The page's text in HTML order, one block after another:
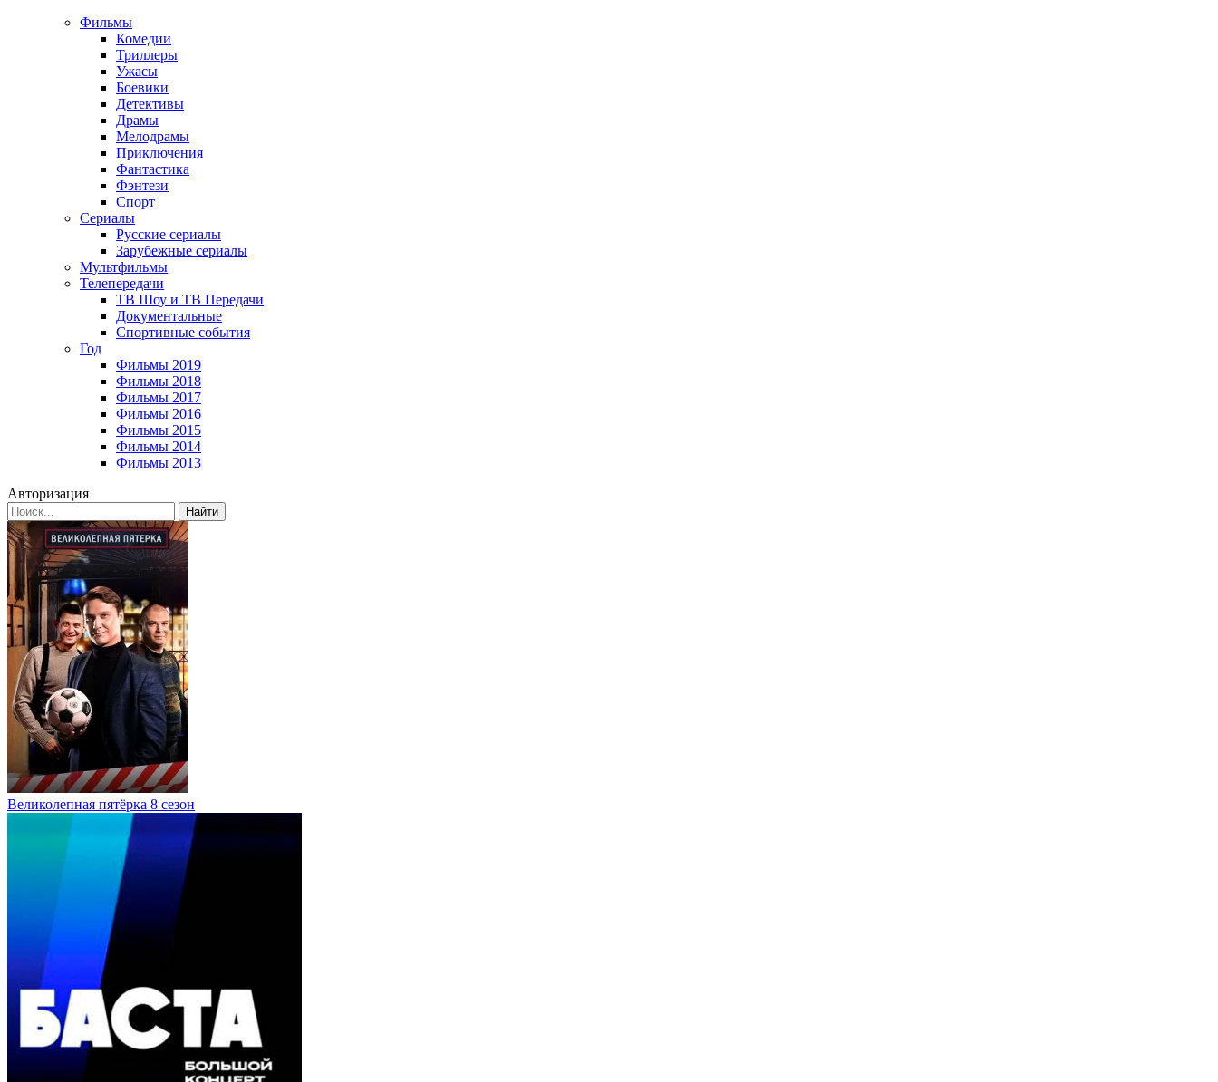
Фильмы
Комедии
Триллеры
Ужасы
Боевики
Детективы
Драмы
Мелодрамы
Приключения
Фантастика
Фэнтези
Спорт
Сериалы
Русские сериалы
Зарубежные сериалы
Мультфильмы
Телепередачи
ТВ Шоу и ТВ Передачи
Документальные
Спортивные события
Год
Фильмы 2019
Фильмы 2018
Фильмы 2017
Фильмы 2016
Фильмы 2015
Фильмы 2014
Фильмы 2013
Авторизация
Найти
Великолепная пятёрка 8 сезон